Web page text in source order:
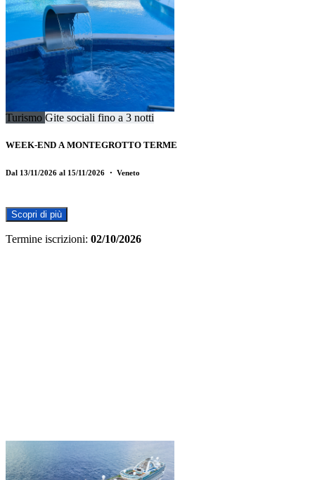
Turismo Gite sociali fino a 3 notti
WEEK-END A MONTEGROTTO TERME
Dal 13/11/2026 al 15/11/2026 ・ Veneto
Scopri di più
Termine iscrizioni: 02/10/2026